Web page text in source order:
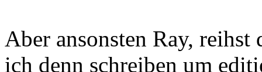
Aber ansonsten Ray,
ich denn schreiben um